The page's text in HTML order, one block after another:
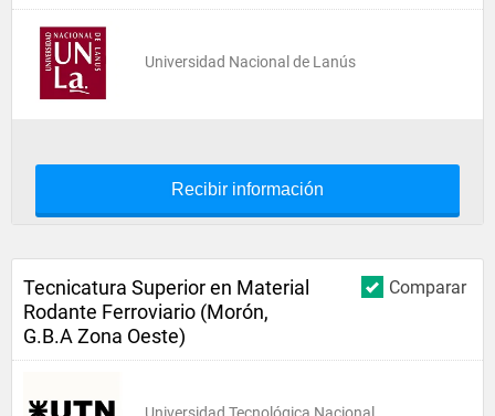
Universidad Nacional de Lanús
Recibir información
Comparar
Tecnicatura Superior en Material
Rodante Ferroviario (Morón,
G.B.A Zona Oeste)